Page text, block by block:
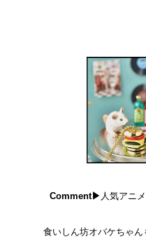
Comment▶ 人気アニ
食いしん坊オバケちゃん